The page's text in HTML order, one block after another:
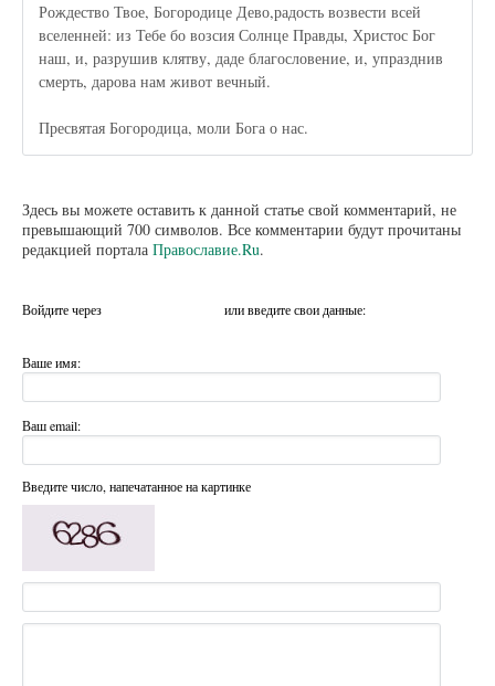
Рождество Твое, Богородице Дево,радость возвести всей
вселенней: из Тебе бо возсия Солнце Правды, Христос Бог
наш, и, разрушив клятву, даде благословение, и, упразднив
смерть, дарова нам живот вечный.
Пресвятая Богородица, моли Бога о нас.
Здесь вы можете оставить к данной статье свой комментарий, не
превышающий 700 символов. Все комментарии будут прочитаны
редакцией портала Православие.Ru.
Войдите через или введите свои данные:
Ваше имя:
Ваш email:
Введите число, напечатанное на картинке